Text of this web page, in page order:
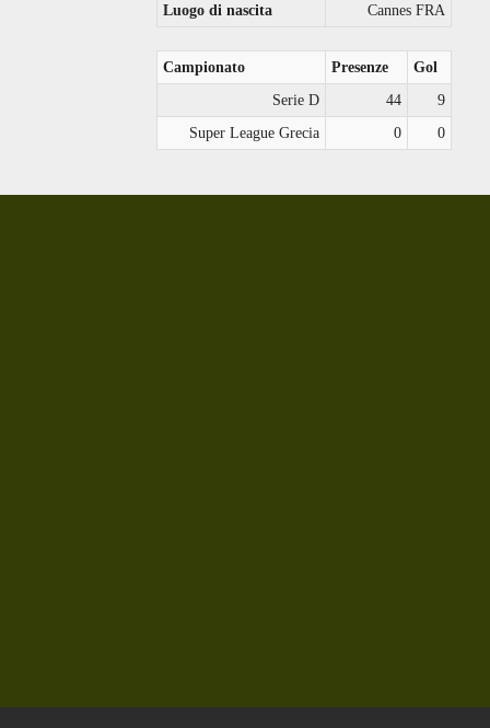
Luogo di nascita
Cannes FRA
Campionato Presenze
Gol
Serie D
44
9
Super League Grecia
0 0